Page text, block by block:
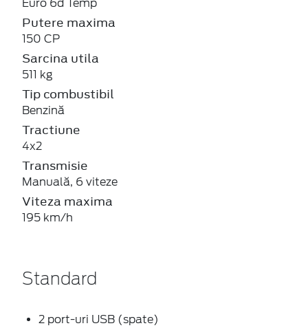
Euro 6d Temp
Putere maxima
150 CP
Sarcina utila
511 kg
Tip combustibil
Benzină
Tractiune
4x2
Transmisie
Manuală, 6 viteze
Viteza maxima
195 km/h
Standard
2 port-uri USB (spate)